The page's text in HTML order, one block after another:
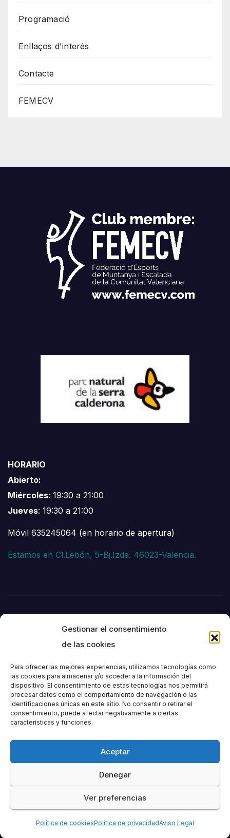
Gestionar el consentimiento
de las cookies
Para ofrecer las mejores experiencias, utilizamos tecnologías como
las cookies para almacenar y/o acceder a la información del
dispositivo. El consentimiento de estas tecnologías nos permitirá
procesar datos como el comportamiento de navegación o las
identificaciones únicas en este sitio. No consentir o retirar el
consentimiento, puede afectar negativamente a ciertas
características y funciones.
Aceptar
Denegar
Ver preferencias
Política de cookiesPolítica de privacidadAviso Legal
Programació
Enllaços d'interés
Contacte
FEMECV
HORARIO
Abierto:
Miércoles: 19:30 a 21:00
Jueves: 19:30 a 21:00
Móvil 635245064 (en horario de apertura)
Estamos en Cl.Lebón, 5-Bj.Izda. 46023-Valencia.
Societat
Excursionista de
València
Themeansar